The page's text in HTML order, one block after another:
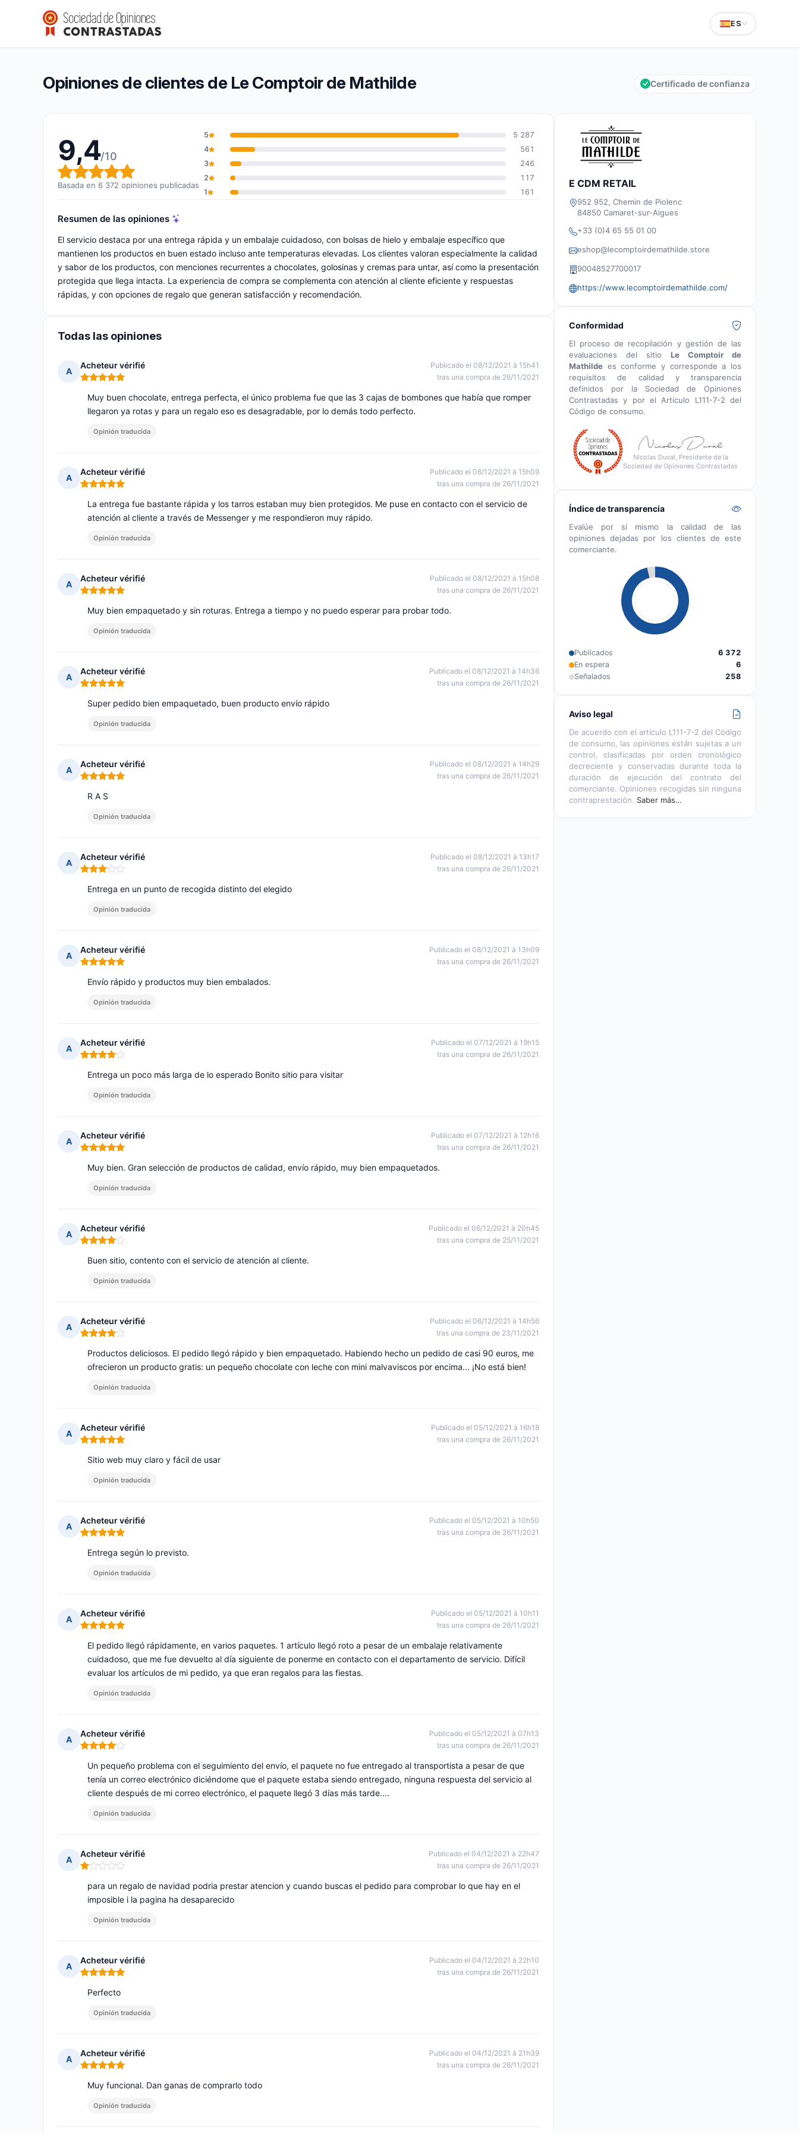
ES
Le Comptoir de Mathilde
Calificación global: 9,4 de 10
9,4/10(6 372 opiniones)
Opiniones de clientes de Le Comptoir de Mathilde Certificado de confianza
9,4/10
Calificación global: 9,4 de 10
Basada en 6 372 opiniones publicadas
5
5 287
4
561
3
246
2
117
1
161
Resumen de las opiniones
El servicio destaca por una entrega rápida y un embalaje cuidadoso, con bolsas de hielo y embalaje específico que
mantienen los productos en buen estado incluso ante temperaturas elevadas. Los clientes valoran especialmente la calidad
y sabor de los productos, con menciones recurrentes a chocolates, golosinas y cremas para untar, así como la presentación
protegida que llega intacta. La experiencia de compra se complementa con atención al cliente eficiente y respuestas
rápidas, y con opciones de regalo que generan satisfacción y recomendación.
Todas las opiniones
A
Acheteur vérifié
Nota: 5 de 5
Publicado el 08/12/2021 à 15h41
tras una compra de 26/11/2021
Muy buen chocolate, entrega perfecta, el único problema fue que las 3 cajas de bombones que había que romper
llegaron ya rotas y para un regalo eso es desagradable, por lo demás todo perfecto.
Opinión traducida
A
Acheteur vérifié
Nota: 5 de 5
Publicado el 08/12/2021 à 15h09
tras una compra de 26/11/2021
La entrega fue bastante rápida y los tarros estaban muy bien protegidos. Me puse en contacto con el servicio de
atención al cliente a través de Messenger y me respondieron muy rápido.
Opinión traducida
A
Acheteur vérifié
Nota: 5 de 5
Publicado el 08/12/2021 à 15h08
tras una compra de 26/11/2021
Muy bien empaquetado y sin roturas. Entrega a tiempo y no puedo esperar para probar todo.
Opinión traducida
A
Acheteur vérifié
Nota: 5 de 5
Publicado el 08/12/2021 à 14h36
tras una compra de 26/11/2021
Super pedido bien empaquetado, buen producto envío rápido
Opinión traducida
A
Acheteur vérifié
Nota: 5 de 5
Publicado el 08/12/2021 à 14h29
tras una compra de 26/11/2021
R A S
Opinión traducida
A
Acheteur vérifié
Nota: 3 de 5
Publicado el 08/12/2021 à 13h17
tras una compra de 26/11/2021
Entrega en un punto de recogida distinto del elegido
Opinión traducida
A
Acheteur vérifié
Nota: 5 de 5
Publicado el 08/12/2021 à 13h09
tras una compra de 26/11/2021
Envío rápido y productos muy bien embalados.
Opinión traducida
A
Acheteur vérifié
Nota: 4 de 5
Publicado el 07/12/2021 à 19h15
tras una compra de 26/11/2021
Entrega un poco más larga de lo esperado Bonito sitio para visitar
Opinión traducida
A
Acheteur vérifié
Nota: 5 de 5
Publicado el 07/12/2021 à 12h16
tras una compra de 26/11/2021
Muy bien. Gran selección de productos de calidad, envío rápido, muy bien empaquetados.
Opinión traducida
A
Acheteur vérifié
Nota: 4 de 5
Publicado el 06/12/2021 à 20h45
tras una compra de 25/11/2021
Buen sitio, contento con el servicio de atención al cliente.
Opinión traducida
A
Acheteur vérifié
Nota: 4 de 5
Publicado el 06/12/2021 à 14h56
tras una compra de 23/11/2021
Productos deliciosos. El pedido llegó rápido y bien empaquetado. Habiendo hecho un pedido de casi 90 euros, me
ofrecieron un producto gratis: un pequeño chocolate con leche con mini malvaviscos por encima... ¡No está bien!
Opinión traducida
A
Acheteur vérifié
Nota: 5 de 5
Publicado el 05/12/2021 à 16h18
tras una compra de 26/11/2021
Sitio web muy claro y fácil de usar
Opinión traducida
A
Acheteur vérifié
Nota: 5 de 5
Publicado el 05/12/2021 à 10h50
tras una compra de 26/11/2021
Entrega según lo previsto.
Opinión traducida
A
Acheteur vérifié
Nota: 5 de 5
Publicado el 05/12/2021 à 10h11
tras una compra de 26/11/2021
El pedido llegó rápidamente, en varios paquetes. 1 artículo llegó roto a pesar de un embalaje relativamente
cuidadoso, que me fue devuelto al día siguiente de ponerme en contacto con el departamento de servicio. Difícil
evaluar los artículos de mi pedido, ya que eran regalos para las fiestas.
Opinión traducida
A
Acheteur vérifié
Nota: 4 de 5
Publicado el 05/12/2021 à 07h13
tras una compra de 26/11/2021
Un pequeño problema con el seguimiento del envío, el paquete no fue entregado al transportista a pesar de que
tenía un correo electrónico diciéndome que el paquete estaba siendo entregado, ninguna respuesta del servicio al
cliente después de mi correo electrónico, el paquete llegó 3 días más tarde....
Opinión traducida
A
Acheteur vérifié
Nota: 1 de 5
Publicado el 04/12/2021 à 22h47
tras una compra de 26/11/2021
para un regalo de navidad podria prestar atencion y cuando buscas el pedido para comprobar lo que hay en el
imposible i la pagina ha desaparecido
Opinión traducida
A
Acheteur vérifié
Nota: 5 de 5
Publicado el 04/12/2021 à 22h10
tras una compra de 26/11/2021
Perfecto
Opinión traducida
A
Acheteur vérifié
Nota: 5 de 5
Publicado el 04/12/2021 à 21h39
tras una compra de 26/11/2021
Muy funcional. Dan ganas de comprarlo todo
Opinión traducida
E CDM RETAIL
952 952, Chemin de Piolenc
84850 Camaret-sur-Aigues
+33 (0)4 65 55 01 00
eshop@lecomptoirdemathilde.store
90048527700017
https://www.lecomptoirdemathilde.com/
Conformidad
El proceso de recopilación y gestión de las
evaluaciones del sitio Le Comptoir de
Mathilde es conforme y corresponde a los
requisitos de calidad y transparencia
definidos por la Sociedad de Opiniones
Contrastadas y por el Artículo L111-7-2 del
Código de consumo.
Nicolas Duval, Presidente de la
Sociedad de Opiniones Contrastadas
Índice de transparencia
Evalúe por sí mismo la calidad de las
opiniones dejadas por los clientes de este
comerciante.
Publicados
6 372
En espera
6
Señalados
258
Aviso legal
De acuerdo con el artículo L111-7-2 del Código
de consumo, las opiniones están sujetas a un
control, clasificadas por orden cronológico
decreciente y conservadas durante toda la
duración de ejecución del contrato del
comerciante. Opiniones recogidas sin ninguna
contraprestación. Saber más…